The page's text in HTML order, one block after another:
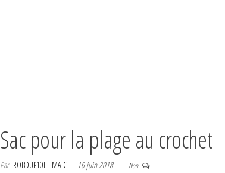
Sac pour la plage au crochet
Par ROBDUP10ELIMAIC 16 juin 2018 Non